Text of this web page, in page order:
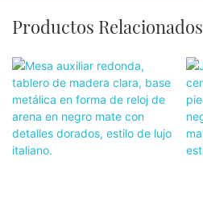
Productos Relacionados